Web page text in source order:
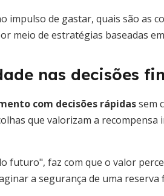
impulso de gastar, quais são as
meio de estratégias baseadas
nas decisões
com decisões rápidassem
que valorizam a recompensa
futuro", faz com que o valor
a segurança de uma